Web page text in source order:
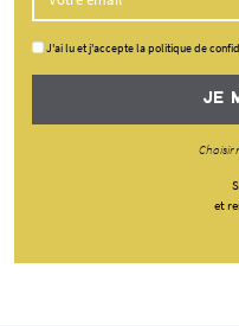
J'ai lu et j'accepte la politique de
JE
Choisir
et